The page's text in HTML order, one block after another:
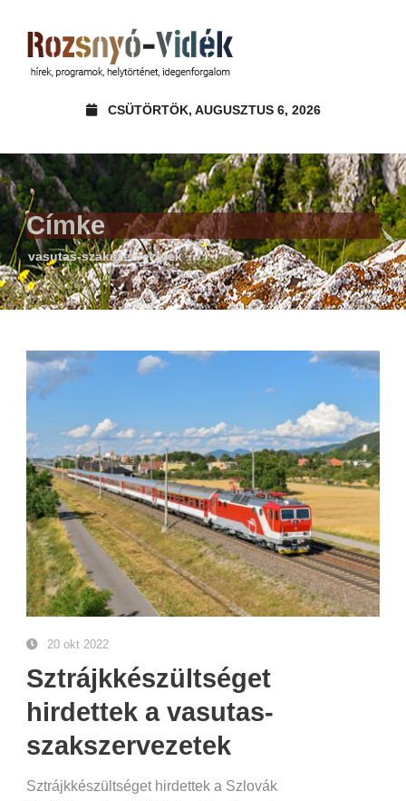
CSÜTÖRTÖK, AUGUSZTUS 6, 2026
Címke
vasutas-szakszervezetek
20 okt 2022
Sztrájkkészültséget
hirdettek a vasutas-
szakszervezetek
Sztrájkkészültséget hirdettek a Szlovák